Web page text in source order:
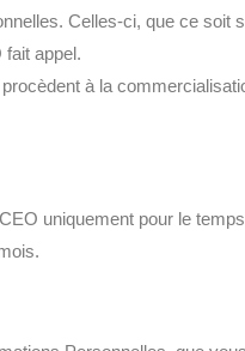
Celles-ci, que ce
appel.
à la
uniquement pour le